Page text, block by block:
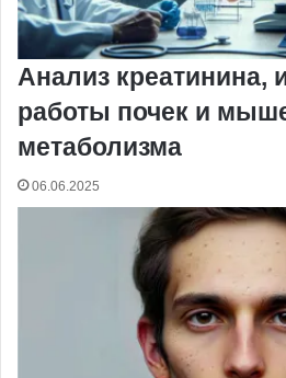
Анализ креатинина,
работы почек и
метаболизма
06.06.2025